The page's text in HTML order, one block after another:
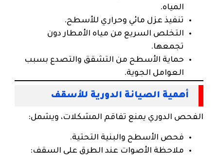
المياه.
تنفيذ عزل مائي وحراري للأسطح.
التخلص السريع من مياه الأمطار دون
تجمعها.
حماية الأسطح من التشقق والتصدع بسبب
العوامل الجوية.
أهمية الصيانة الدورية للأسقف
الفحص الدوري يمنع تفاقم المشكلات، ويشمل:
فحص الأسطح والبنية التحتية.
ملاحظة الأصوات عند الطرق على السقف: